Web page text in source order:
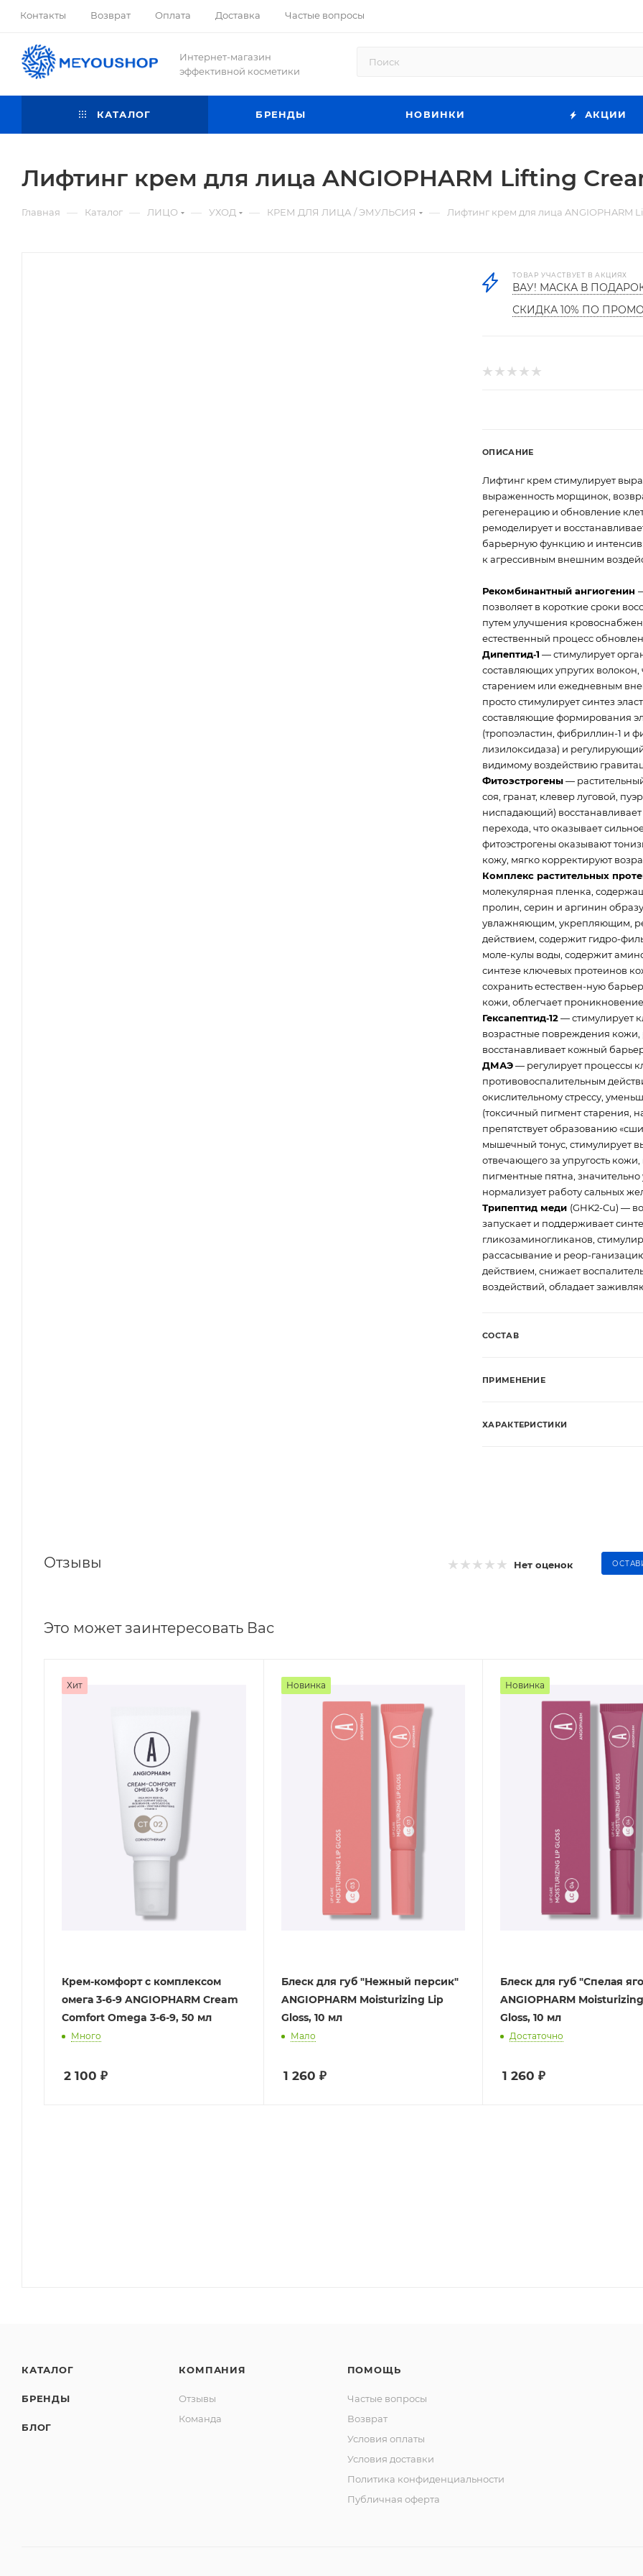
Контакты Возврат Оплата Доставка Частые вопросы
Интернет-магазин
эффективной косметики
КАТАЛОГ БРЕНДЫ НОВИНКИ АКЦИИ
Лифтинг крем для лица ANGIOPHARM Lifting
Главная — Каталог — ЛИЦО — УХОД — КРЕМ ДЛЯ ЛИЦА / ЭМУЛЬСИЯ — Лифтинг крем для лица ANGIOPHARM
ТОВАР УЧАСТВУЕТ В АКЦИЯХ
ВАУ! МАСКА В
СКИДКА 10% ПО
ОПИСАНИЕ
Лифтинг крем стимулирует
выраженность морщинок,
регенерацию и обновление
ремоделирует и
барьерную функцию и
к агрессивным внешним
Рекомбинантный ангиогенин
позволяет в короткие сроки
путем улучшения
естественный процесс
Дипептид‑1 — стимулирует
составляющих упругих
старением или ежедневным
просто стимулирует синтез
составляющие формирования
(тропоэластин, фибриллин-1 и
лизилоксидаза) и
видимому воздействию
Фитоэстрогены—
соя, гранат, клевер луговой,
ниспадающий)
перехода, что оказывает
фитоэстрогены оказывают
кожу, мягко корректируют
Комплекс растительных
молекулярная пленка,
пролин, серин и аргинин
увлажняющим, укрепляющим,
действием, содержит гидро-
моле-кулы воды, содержит
синтезе ключевых протеинов
сохранить естествен-ную
кожи, облегчает
Гексапептид‑12— стимулирует
возрастные повреждения
восстанавливает кожный
ДМАЭ— регулирует процессы
противовоспалительным
окислительному стрессу,
(токсичный пигмент старения,
препятствует образованию
мышечный тонус, стимулирует
отвечающего за упругость
пигментные пятна,
нормализует работу сальных
Трипептид меди (GHK2-Cu) —
запускает и поддерживает
гликозаминогликанов,
рассасывание и реор-
действием, снижает
воздействий, обладает
СОСТАВ
ПРИМЕНЕНИЕ
ХАРАКТЕРИСТИКИ
Отзывы Нет оценок
Это может заинтересовать Вас
Хит
Крем-комфорт с комплексом
омега 3-6-9 ANGIOPHARM Cream
Comfort Omega 3-6-9, 50 мл
Много
2 100 ₽
Новинка
Блеск для губ "Нежный персик"
ANGIOPHARM Moisturizing Lip
Gloss, 10 мл
Мало
1 260 ₽
Новинка
Блеск для губ "Спелая
ANGIOPHARM
Gloss, 10 мл
Достаточно
1 260 ₽
КАТАЛОГ
БРЕНДЫ
БЛОГ
КОМПАНИЯ
Отзывы
Команда
ПОМОЩЬ
Частые вопросы
Возврат
Условия оплаты
Условия доставки
Политика конфиденциальности
Публичная оферта